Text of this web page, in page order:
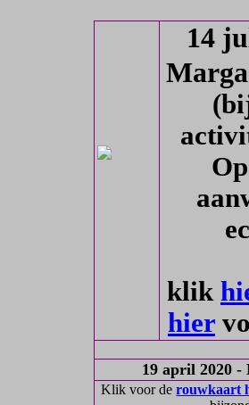
14
klik
hier
19 april 2020 -
Klik voor derouwkaart